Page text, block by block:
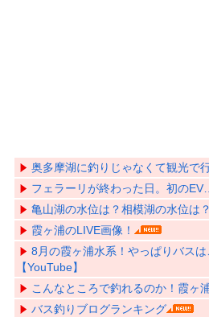
奥多摩湖に釣りじゃなくて観光で
フェラーリが終わった日。初の
亀山湖の水位は？相模湖の水位は？
霞ヶ浦のLIVE画像！
8月の霞ヶ浦水系！やっぱりバスは
【YouTube】
こんなところで釣れるのか！霞ヶ
バス釣りブログランキング